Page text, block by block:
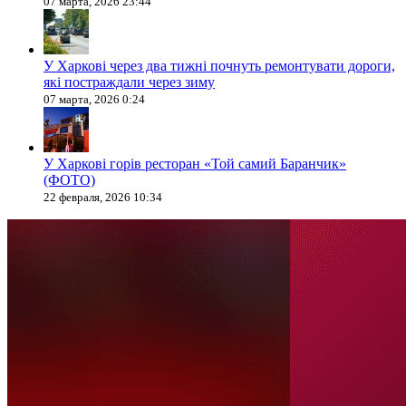
У Харкові через два тижні почнуть ремонтувати дороги,
які постраждали через зиму
07 марта, 2026 0:24
У Харкові горів ресторан «Той самий Баранчик»
(ФОТО)
22 февраля, 2026 10:34